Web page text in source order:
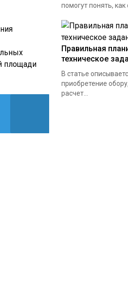
площади
помогут понять, как
Правильная
техническое
В статье
приобретение
расчет...